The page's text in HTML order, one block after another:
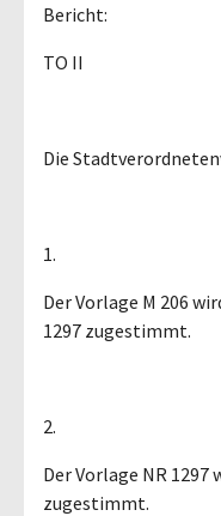
Bericht:
TO II
Die
1.
Der Vorlage M 206
1297 zugestimmt.
2.
Der Vorlage NR 1297
zugestimmt.